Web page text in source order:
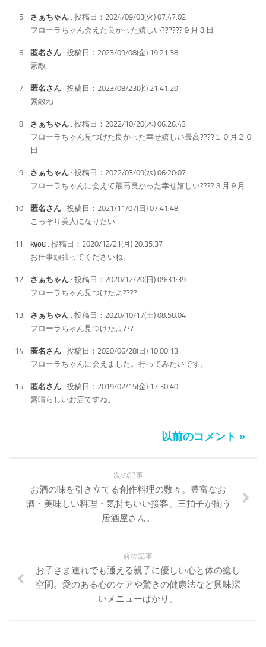
さぁちゃん : 投稿日：2024/09/03(火) 07:47:02
フローラちゃん会えた良かった嬉しい??????９月３日
匿名さん : 投稿日：2023/09/08(金) 19:21:38
素敵
匿名さん : 投稿日：2023/08/23(水) 21:41:29
素敵ね
さぁちゃん : 投稿日：2022/10/20(木) 06:26:43
フローラちゃん見つけた良かった幸せ嬉しい最高????１０月２０
日
さぁちゃん : 投稿日：2022/03/09(水) 06:20:07
フローラちゃんに会えて最高良かった幸せ嬉しい????３月９月
匿名さん : 投稿日：2021/11/07(日) 07:41:48
こっそり美人になりたい
kyou : 投稿日：2020/12/21(月) 20:35:37
お仕事頑張ってくださいね。
さぁちゃん : 投稿日：2020/12/20(日) 09:31:39
フローラちゃん見つけたよ????
さぁちゃん : 投稿日：2020/10/17(土) 08:58:04
フローラちゃん見つけたよ???
匿名さん : 投稿日：2020/06/28(日) 10:00:13
フローラちゃんに会えました。行ってみたいです。
匿名さん : 投稿日：2019/02/15(金) 17:30:40
素晴らしいお店ですね。
以前のコメント »
次の記事
お酒の味を引き立てる創作料理の数々。豊富なお
酒・美味しい料理・気持ちいい接客、三拍子が揃う
居酒屋さん。
前の記事
お子さま連れでも通える親子に優しい心と体の癒し
空間。愛のある心のケアや驚きの健康法など興味深
いメニューばかり。